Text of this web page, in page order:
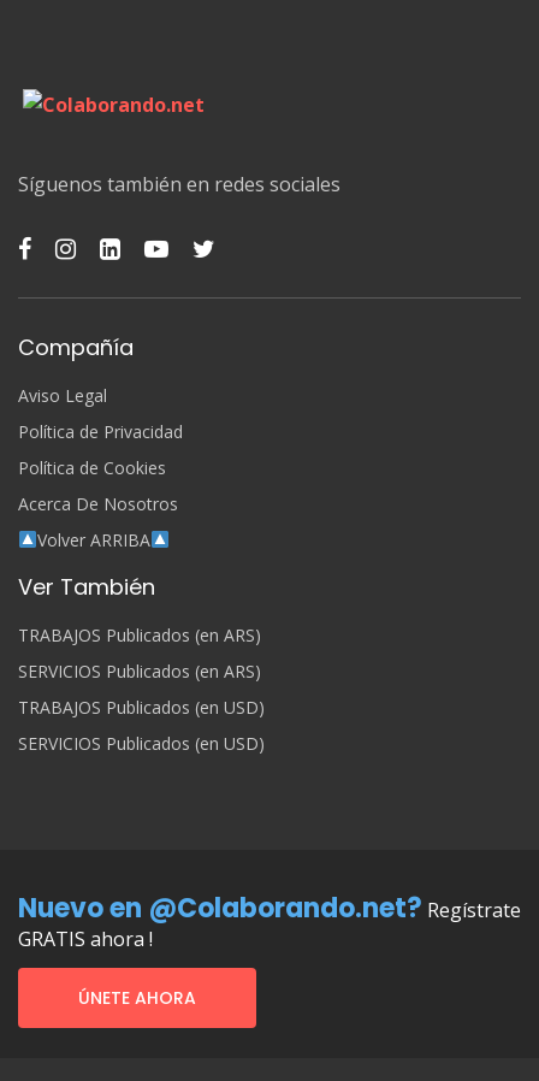
Síguenos también en redes sociales
Compañía
Aviso Legal
Política de Privacidad
Política de Cookies
Acerca De Nosotros
Volver ARRIBA
Ver También
TRABAJOS Publicados (en ARS)
SERVICIOS Publicados (en ARS)
TRABAJOS Publicados (en USD)
SERVICIOS Publicados (en USD)
Nuevo en @Colaborando.net? Regístrate
GRATIS ahora !
ÚNETE AHORA